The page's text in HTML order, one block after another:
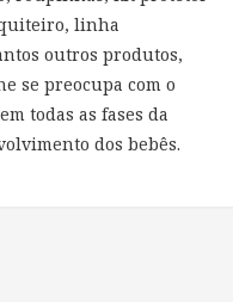
linha
outros produtos,
se preocupa com o
todas as fases da
dos bebês.